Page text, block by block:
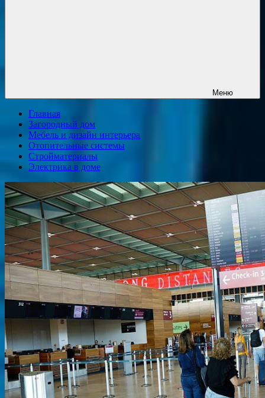
Меню
Главная
Загородный дом
Мебель и дизайн интерьера
Отопительные системы
Стройматериалы
Электрика в доме